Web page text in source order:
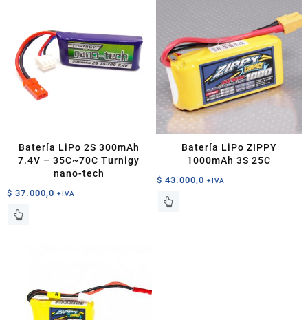
Batería LiPo 2S 300mAh
7.4V – 35C~70C Turnigy
nano-tech
$ 37.000,0 +IVA
Batería LiPo ZIPPY
1000mAh 3S 25C
$ 43.000,0 +IVA